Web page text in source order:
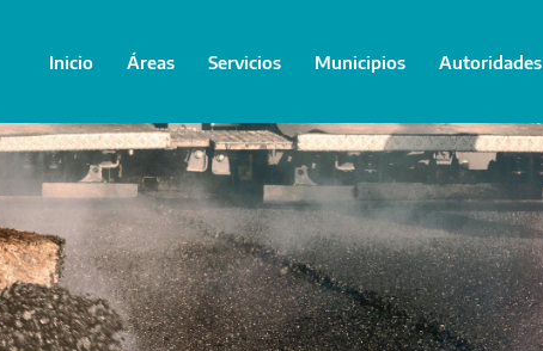
Inicio Áreas Servicios Municipios Autoridades